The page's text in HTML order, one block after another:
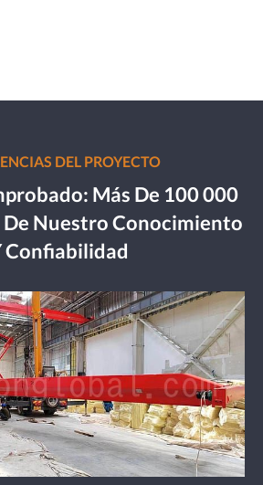
DEL PROYECTO
Más De 100 000
Nuestro Conocimiento
Confiabilidad